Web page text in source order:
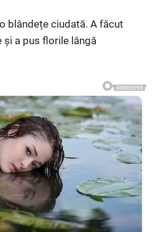
blândețe ciudată. A făcut
a pus florile lângă